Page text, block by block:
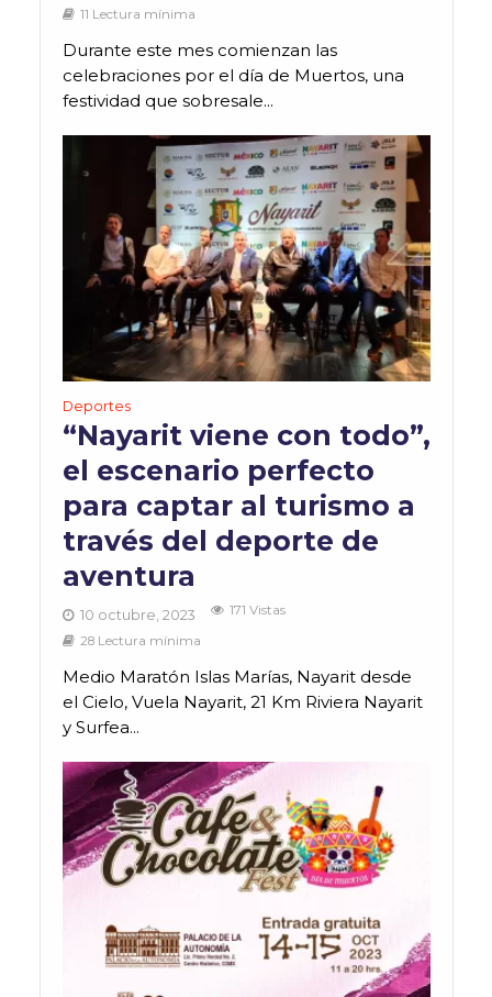
11 Lectura mínima
Durante este mes comienzan las
celebraciones por el día de Muertos, una
festividad que sobresale...
Deportes
“Nayarit viene con todo”,
el escenario perfecto
para captar al turismo a
través del deporte de
aventura
10 octubre, 2023
171 Vistas
28 Lectura mínima
Medio Maratón Islas Marías, Nayarit desde
el Cielo, Vuela Nayarit, 21 Km Riviera Nayarit
y Surfea...